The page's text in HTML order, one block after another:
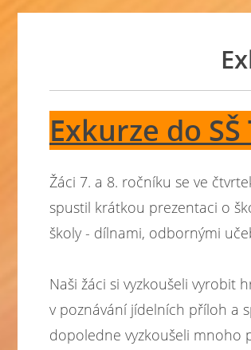
Exkurze do SŠ
Žáci 7. a 8. ročníku se ve
spustil krátkou prezentaci o
školy - dílnami, odbornými
Naši žáci si vyzkoušeli vyrobit
v poznávání jídelních příloh a
dopoledne vyzkoušeli mnoho